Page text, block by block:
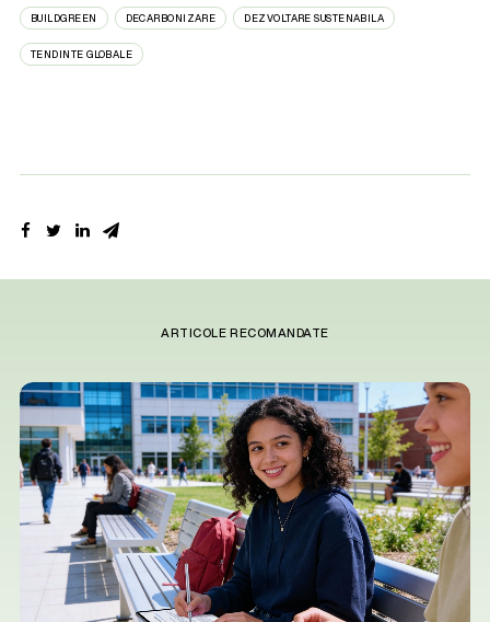
BUILDGREEN DECARBONIZARE DEZVOLTARE SUSTENABILA
TENDINTE GLOBALE
ARTICOLE RECOMANDATE